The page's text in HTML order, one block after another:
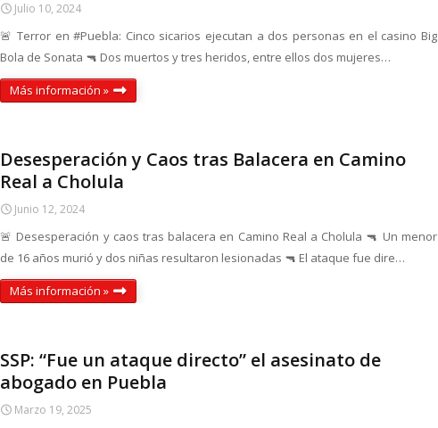
Julio 10, 2024
🚨 Terror en #Puebla: Cinco sicarios ejecutan a dos personas en el casino Big
Bola de Sonata 🔫 Dos muertos y tres heridos, entre ellos dos mujeres…
Más información »
Desesperación y Caos tras Balacera en Camino
Real a Cholula
Junio 12, 2024
🚨 Desesperación y caos tras balacera en Camino Real a Cholula 🔫 Un menor
de 16 años murió y dos niñas resultaron lesionadas 🔫 El ataque fue dire…
Más información »
SSP: “Fue un ataque directo” el asesinato de
abogado en Puebla
Marzo 19, 2025